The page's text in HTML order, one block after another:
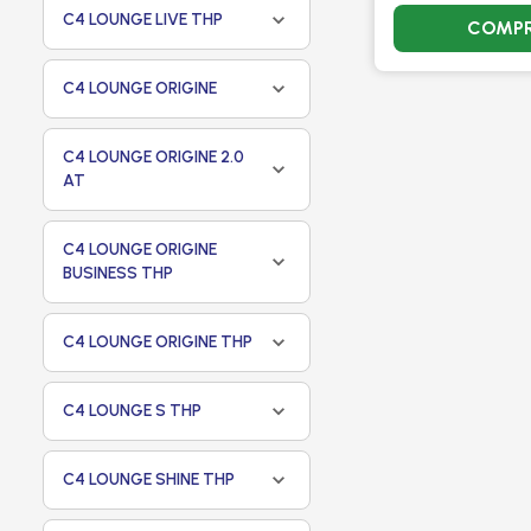
C4 LOUNGE LIVE THP
C4 LOUNGE ORIGINE
C4 LOUNGE ORIGINE 2.0
AT
C4 LOUNGE ORIGINE
BUSINESS THP
C4 LOUNGE ORIGINE THP
C4 LOUNGE S THP
C4 LOUNGE SHINE THP